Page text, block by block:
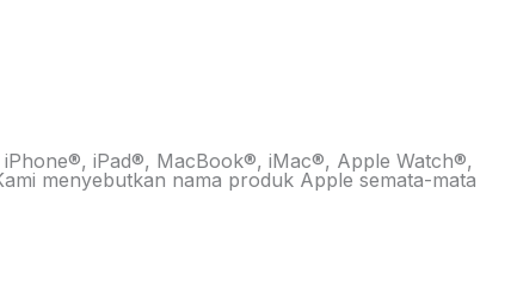
iPad®, MacBook®, iMac®, Apple Watch®,
menyebutkan nama produk Apple semata-mata